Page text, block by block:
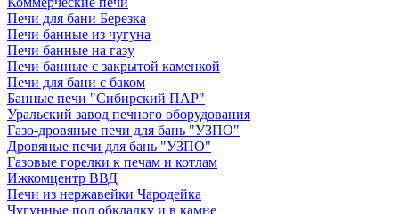
Печи для бани Березка
Печи банные из чугуна
Печи банные на газу
Печи банные с закрытой каменкой
Печи для бани с баком
Банные печи "Сибирский ПАР"
Уральский завод печного оборудования
Газо-дровяные печи для бань "УЗПО"
Дровяные печи для бань "УЗПО"
Газовые горелки к печам и котлам
Ижкомцентр ВВД
Печи из нержавейки Чародейка
Чугунные под обкладку и в камне